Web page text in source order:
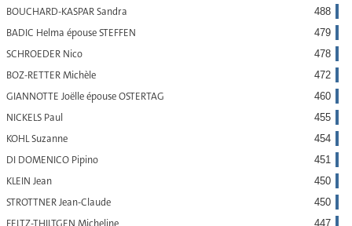
BOUCHARD-KASPAR Sandra 488
BADIC Helma épouse STEFFEN 479
SCHROEDER Nico 478
BOZ-RETTER Michèle 472
GIANNOTTE Joëlle épouse OSTERTAG 460
NICKELS Paul 455
KOHL Suzanne 454
DI DOMENICO Pipino 451
KLEIN Jean 450
STROTTNER Jean-Claude 450
447